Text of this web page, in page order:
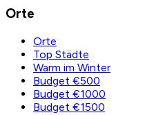
Orte
Orte
Top Städte
Warm im Winter
Budget €500
Budget €1000
Budget €1500